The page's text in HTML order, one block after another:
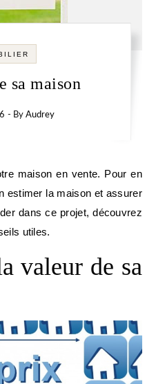
sa maison
- By Audrey
estimer la maison et assurer
dans ce projet, découvrez
utiles.
valeur de sa